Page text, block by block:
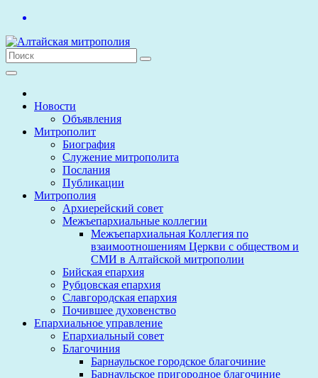
Перейти
содержимому
Новости
Объявления
Митрополит
Биография
Служение митрополита
Послания
Публикации
Митрополия
Архиерейский совет
Межъепархиальные коллегии
Межъепархиальная Коллегия по
взаимоотношениям Церкви с обществом и
СМИ в Алтайской митрополии
Бийская епархия
Рубцовская епархия
Славгородская епархия
Почившее духовенство
Епархиальное управление
Епархиальный совет
Благочиния
Барнаульское городское благочиние
Барнаульское пригородное благочиние